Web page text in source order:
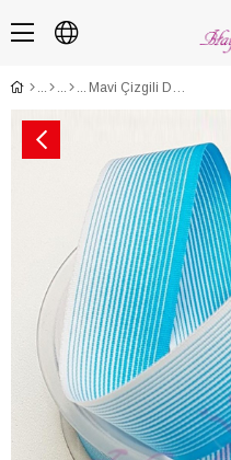
Mavi Çizgili Degrade Kurdele 2,5Cm